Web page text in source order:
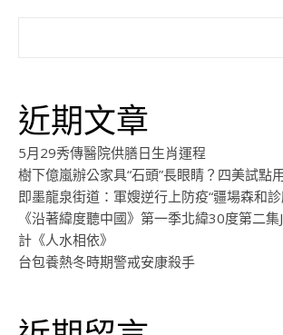
近期文章
5月29秀傳醫院供膳日生肖運程
樹下億嵐辦公家具“石頭”長眼睛？四美試點
即墨龍泉街道：軍嫂逆行上防疫“疆場森和
《沿著緯度聽中國》第一季北緯30度第二
計《人水相依》
台包養熱冬時期警戒安康殺手